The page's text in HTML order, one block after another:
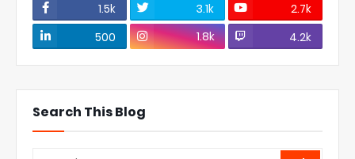
1.5k 3.1k
2.7k
500
1.8k 4.2k
Search This Blog